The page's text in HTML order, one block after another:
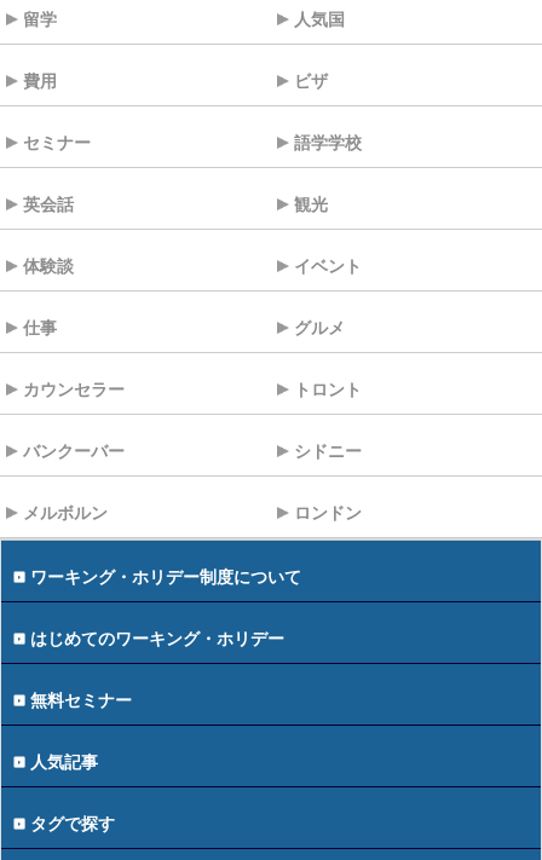
留学 人気国
費用 ビザ
セミナー 語学学校
英会話 観光
体験談 イベント
仕事 グルメ
カウンセラー トロント
バンクーバー シドニー
メルボルン ロンドン
ワーキング・ホリデー制度について
はじめてのワーキング・ホリデー
無料セミナー
人気記事
タグで探す